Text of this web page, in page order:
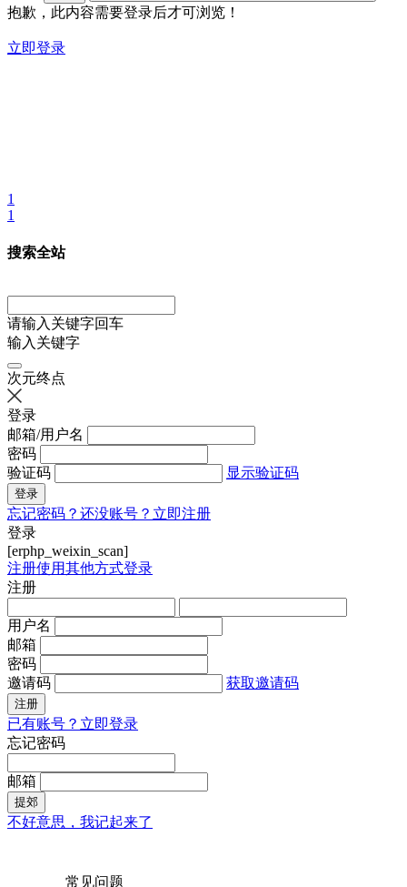
抱歉，此内容需要登录后才可浏览！
立即登录
1
1
搜索全站
请输入关键字回车
输入关键字
次元终点
登录
邮箱/用户名
密码
验证码
显示验证码
登录
忘记密码？ 还没账号？立即注册
登录
[erphp_weixin_scan]
注册使用其他方式登录
注册
用户名
邮箱
密码
邀请码
获取邀请码
注册
已有账号？立即登录
忘记密码
邮箱
提郊
不好意思，我记起来了
常见问题